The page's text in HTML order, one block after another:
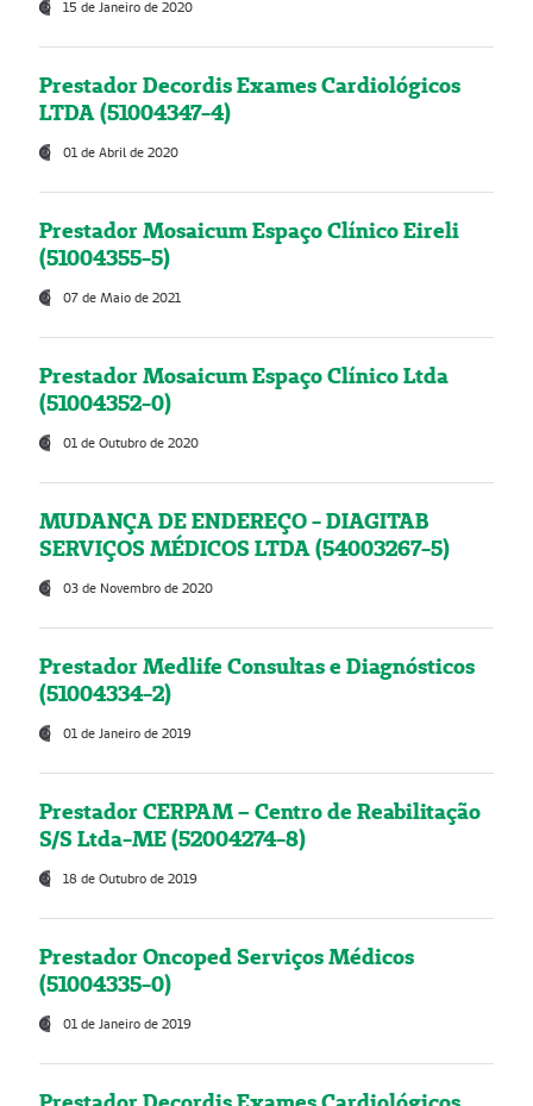
15 de Janeiro de 2020
Prestador Decordis Exames Cardiológicos
LTDA (51004347-4)
01 de Abril de 2020
Prestador Mosaicum Espaço Clínico Eireli
(51004355-5)
07 de Maio de 2021
Prestador Mosaicum Espaço Clínico Ltda
(51004352-0)
01 de Outubro de 2020
MUDANÇA DE ENDEREÇO - DIAGITAB
SERVIÇOS MÉDICOS LTDA (54003267-5)
03 de Novembro de 2020
Prestador Medlife Consultas e Diagnósticos
(51004334-2)
01 de Janeiro de 2019
Prestador CERPAM – Centro de Reabilitação
S/S Ltda-ME (52004274-8)
18 de Outubro de 2019
Prestador Oncoped Serviços Médicos
(51004335-0)
01 de Janeiro de 2019